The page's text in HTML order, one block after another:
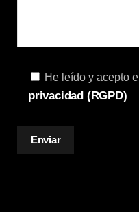
He leído y acepto el
privacidad (RGPD)